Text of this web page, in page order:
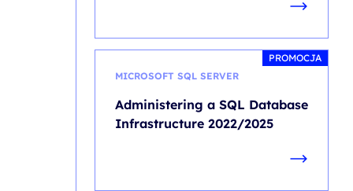
PROMOCJA
MICROSOFT SQL SERVER
Administering a SQL Database
Infrastructure 2022/2025